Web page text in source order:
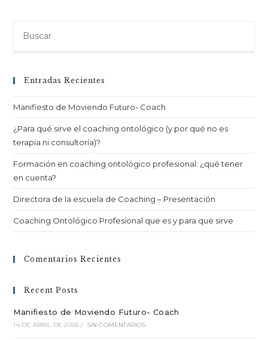
Entradas Recientes
Manifiesto de Moviendo Futuro- Coach
¿Para qué sirve el coaching ontológico (y por qué no es
terapia ni consultoría)?
Formación en coaching ontológico profesional: ¿qué tener
en cuenta?
Directora de la escuela de Coaching – Presentación
Coaching Ontológico Profesional que es y para que sirve
Comentarios Recientes
Recent Posts
Manifiesto de Moviendo Futuro- Coach
14 DE ABRIL DE 2026 / SIN COMENTARIOS